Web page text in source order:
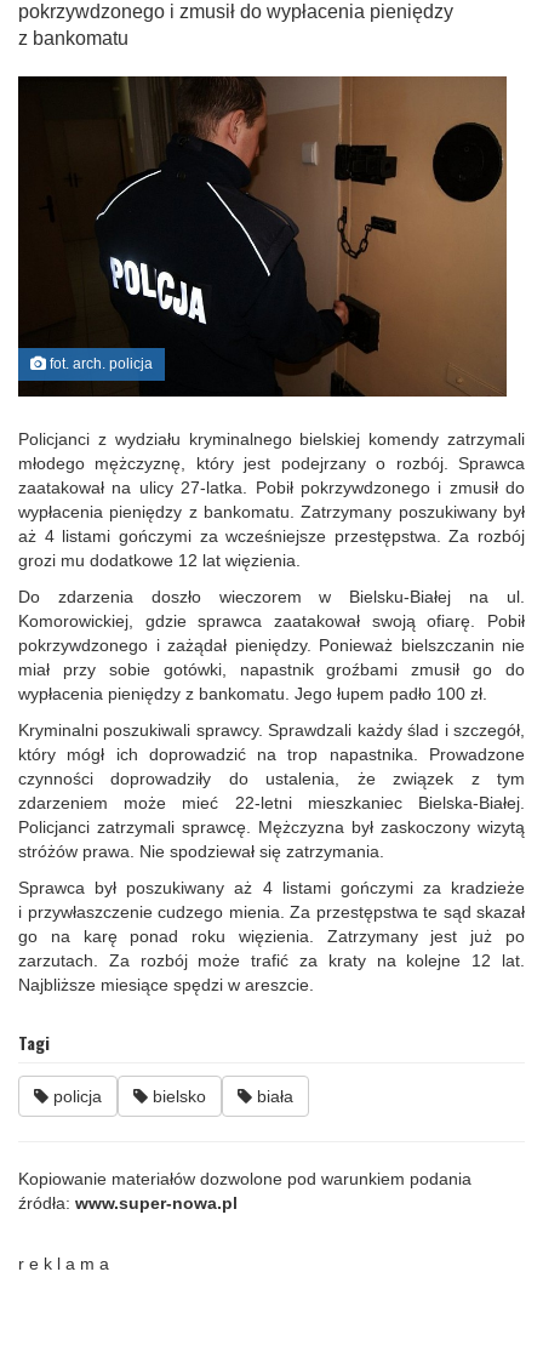
pokrzywdzonego i zmusił do wypłacenia pieniędzy
z bankomatu
fot. arch. policja
Policjanci z wydziału kryminalnego bielskiej komendy zatrzymali
młodego mężczyznę, który jest podejrzany o rozbój. Sprawca
zaatakował na ulicy 27-latka. Pobił pokrzywdzonego i zmusił do
wypłacenia pieniędzy z bankomatu. Zatrzymany poszukiwany był
aż 4 listami gończymi za wcześniejsze przestępstwa. Za rozbój
grozi mu dodatkowe 12 lat więzienia.
Do zdarzenia doszło wieczorem w Bielsku-Białej na ul.
Komorowickiej, gdzie sprawca zaatakował swoją ofiarę. Pobił
pokrzywdzonego i zażądał pieniędzy. Ponieważ bielszczanin nie
miał przy sobie gotówki, napastnik groźbami zmusił go do
wypłacenia pieniędzy z bankomatu. Jego łupem padło 100 zł.
Kryminalni poszukiwali sprawcy. Sprawdzali każdy ślad i szczegół,
który mógł ich doprowadzić na trop napastnika. Prowadzone
czynności doprowadziły do ustalenia, że związek z tym
zdarzeniem może mieć 22-letni mieszkaniec Bielska-Białej.
Policjanci zatrzymali sprawcę. Mężczyzna był zaskoczony wizytą
stróżów prawa. Nie spodziewał się zatrzymania.
Sprawca był poszukiwany aż 4 listami gończymi za kradzieże
i przywłaszczenie cudzego mienia. Za przestępstwa te sąd skazał
go na karę ponad roku więzienia. Zatrzymany jest już po
zarzutach. Za rozbój może trafić za kraty na kolejne 12 lat.
Najbliższe miesiące spędzi w areszcie.
Tagi
policja bielsko biała
Kopiowanie materiałów dozwolone pod warunkiem podania
źródła: www.super-nowa.pl
r e k l a m a